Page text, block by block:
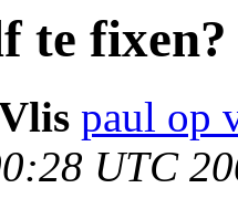
te fixen?
paul op
UTC